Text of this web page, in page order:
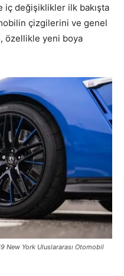
iç değişiklikler ilk bakışta
çizgilerini ve genel
özellikle yeni boya
New York Uluslararası Otomobil